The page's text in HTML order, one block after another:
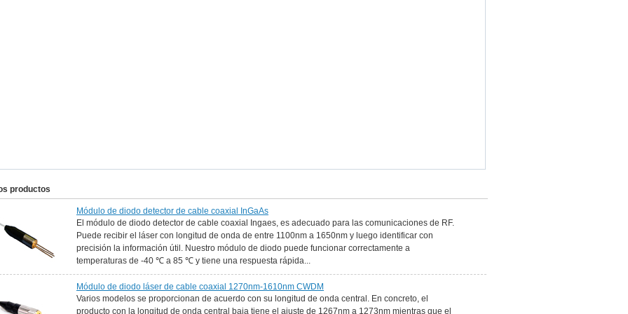
productos
Módulo de diodo detector de cable coaxial InGaAs
El módulo de diodo detector de cable coaxial Ingaes, es adecuado para las comunicaciones de RF.
Puede recibir el láser con longitud de onda de entre 1100nm a 1650nm y luego identificar con
precisión la información útil. Nuestro módulo de diodo puede funcionar correctamente a
temperaturas de -40 ℃ a 85 ℃ y tiene una respuesta rápida...
Módulo de diodo láser de cable coaxial 1270nm-1610nm CWDM
Varios modelos se proporcionan de acuerdo con su longitud de onda central. En concreto, el
producto con la longitud de onda central baja tiene el ajuste de 1267nm a 1273nm mientras que el